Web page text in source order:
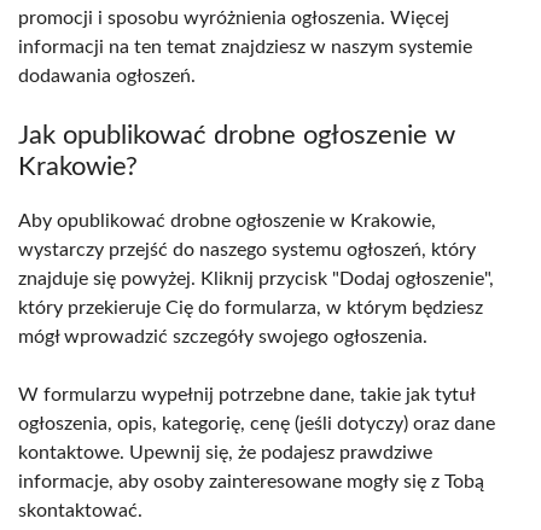
promocji i sposobu wyróżnienia ogłoszenia. Więcej
informacji na ten temat znajdziesz w naszym systemie
dodawania ogłoszeń.
Jak opublikować drobne ogłoszenie w
Krakowie?
Aby opublikować drobne ogłoszenie w Krakowie,
wystarczy przejść do naszego systemu ogłoszeń, który
znajduje się powyżej. Kliknij przycisk "Dodaj ogłoszenie",
który przekieruje Cię do formularza, w którym będziesz
mógł wprowadzić szczegóły swojego ogłoszenia.
W formularzu wypełnij potrzebne dane, takie jak tytuł
ogłoszenia, opis, kategorię, cenę (jeśli dotyczy) oraz dane
kontaktowe. Upewnij się, że podajesz prawdziwe
informacje, aby osoby zainteresowane mogły się z Tobą
skontaktować.